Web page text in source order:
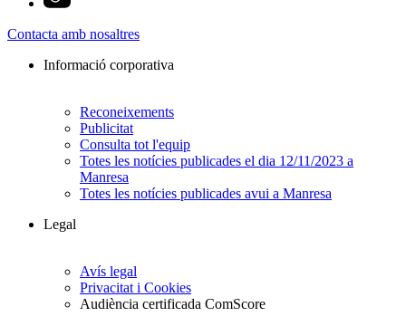
Contacta amb nosaltres
Informació corporativa
Reconeixements
Publicitat
Consulta tot l'equip
Totes les notícies publicades el dia 12/11/2023 a
Manresa
Totes les notícies publicades avui a Manresa
Legal
Avís legal
Privacitat i Cookies
Audiència certificada ComScore